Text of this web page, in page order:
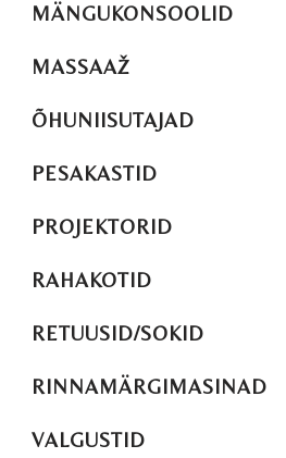
MÄNGUKONSOOLID
MASSAAŽ
ÕHUNIISUTAJAD
PESAKASTID
PROJEKTORID
RAHAKOTID
RETUUSID/SOKID
RINNAMÄRGIMASINAD
VALGUSTID